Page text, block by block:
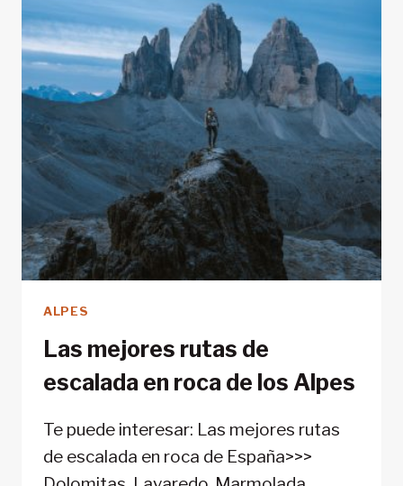
ESPAÑA
ALPES
Las mejores rutas de
escalada en roca de los Alpes
Te puede interesar: Las mejores rutas
de escalada en roca de España>>>